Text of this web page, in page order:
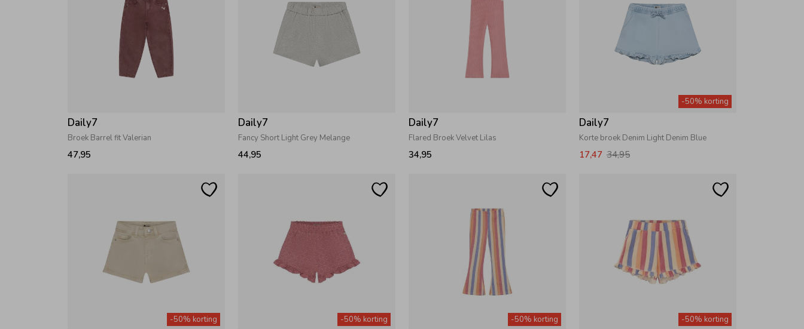
Daily7
Broek Barrel fit Valerian
47,95
Daily7
Fancy Short Light Grey Melange
44,95
Daily7
Flared Broek Velvet Lilas
34,95
-50% korting
Daily7
Korte broek Denim Light Denim Blue
17,47 34,95
-50% korting -50% korting -50% korting -50% korting